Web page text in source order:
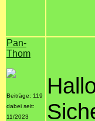
Pan-
Thom
Beiträge: 119
dabei seit:
11/2023